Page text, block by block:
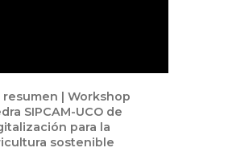
resumen | Workshop
SIPCAM-UCO de
para la
sostenible